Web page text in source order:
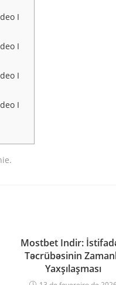
I
I
I
I
Mostbet Indir:
Təcrübəsinin
Yaxşılaşması